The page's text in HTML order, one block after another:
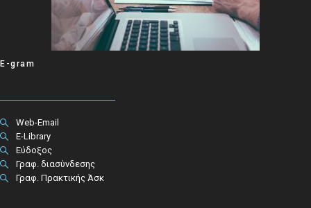
E-gram
Web-Email
E-Library
Εύδοξος
Γραφ. διασύνδεσης
Γραφ. Πρακτικής Άσκ